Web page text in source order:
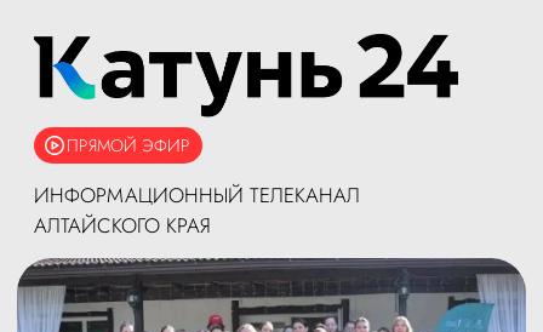
ПРЯМОЙ ЭФИР
ИНФОРМАЦИОННЫЙ ТЕЛЕКАНАЛ
АЛТАЙСКОГО КРАЯ